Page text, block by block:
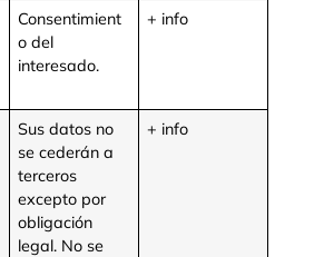
Consentimient
o del
interesado.
+ info
Sus datos no
se cederán a
terceros
excepto por
obligación
legal. No se
+ info